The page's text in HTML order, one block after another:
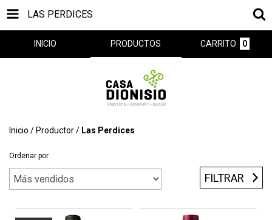
LAS PERDICES
INICIO PRODUCTOS CARRITO 0
Inicio / Productor/ Las Perdices
Ordenar por
FILTRAR